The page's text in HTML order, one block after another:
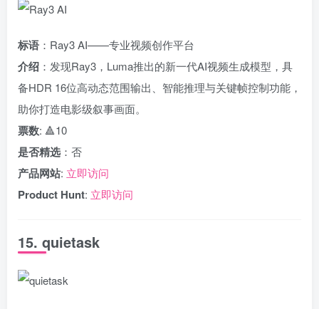
标语 ：Ray3 AI——专业视频创作平台
介绍 ：发现Ray3，Luma推出的新一代AI视频生成模型，具
备HDR 16位高动态范围输出、智能推理与关键帧控制功能，
助你打造电影级叙事画面。
票数: 🔺10
是否精选 ：否
产品网站: 立即访问
Product Hunt: 立即访问
15. quietask